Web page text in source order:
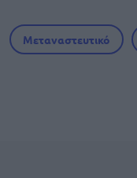
Μεταναστευτικό